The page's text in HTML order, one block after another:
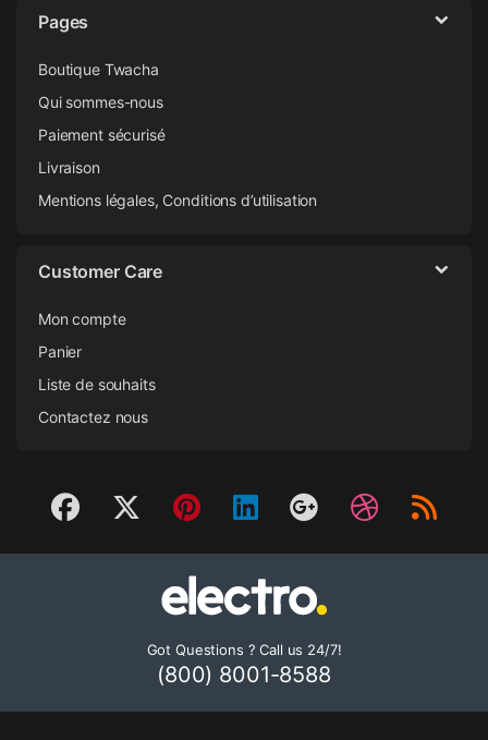
Pages
Boutique Twacha
Qui sommes-nous
Paiement sécurisé
Livraison
Mentions légales, Conditions d’utilisation
Customer Care
Mon compte
Panier
Liste de souhaits
Contactez nous
Got Questions ? Call us 24/7!
(800) 8001-8588